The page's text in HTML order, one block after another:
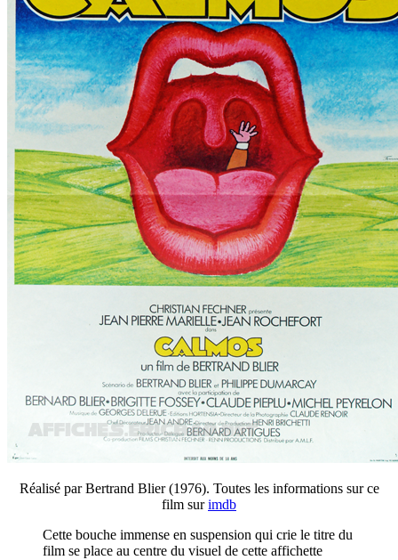
Réalisé par Bertrand Blier (1976). Toutes les informations sur ce
film surimdb
Cette bouche immense en suspension qui crie le titre du
film se place au centre du visuel de cette affichette